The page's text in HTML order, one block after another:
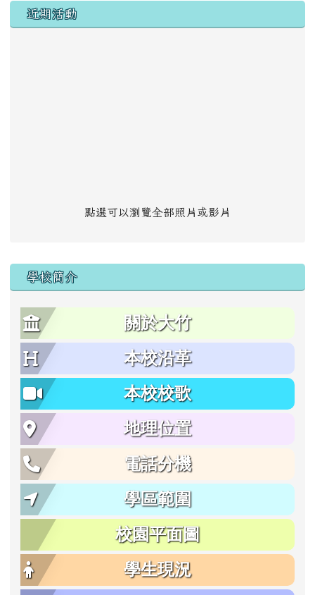
左邊區域內容
近期活動
點選可以瀏覽全部照片或影片
學校簡介
關於大竹
本校沿革
本校校歌
地理位置
電話分機
學區範圍
校園平面圖
學生現況